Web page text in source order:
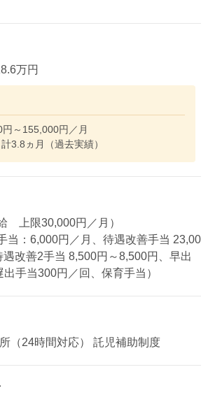
万円
円～155,000円／月
3.8ヵ月（過去実績）
上限30,000円／月）
当：6,000円／月、待遇改善手当 23,00
改善2手当 8,500円～8,500円、早出
手当300円／回、保育手当）
（24時間対応） 託児補助制度